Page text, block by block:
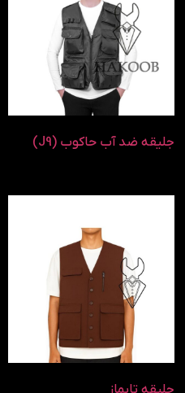
جلیقه ضد آب حاکوب (J9)
جلیقه تایماز